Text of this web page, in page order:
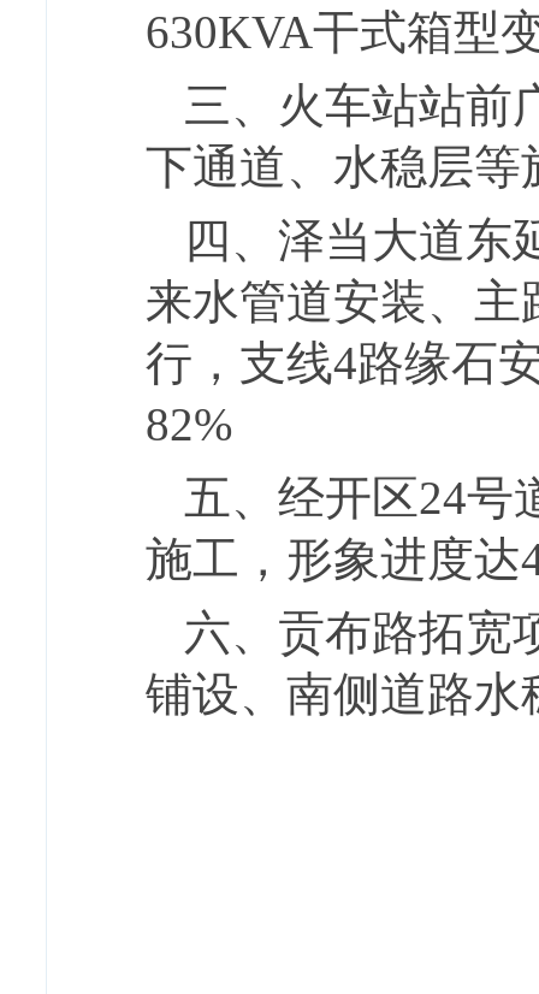
630KVA干式箱型
三、火车站站前
下通道、水稳层等
四、泽当大道东
来水管道安装、
行，支线4路缘石
82%
五、经开区24号
施工，形象进度达
六、贡布路拓宽
铺设、南侧道路水